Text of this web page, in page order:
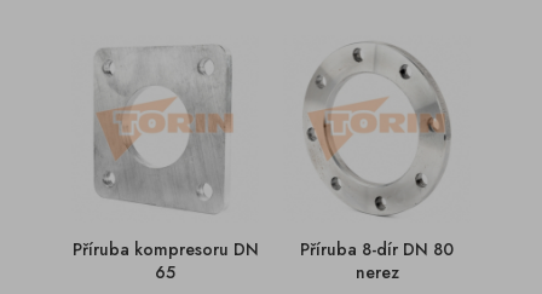
Příruba kompresoru DN
65
Příruba 8-dír DN 80
nerez